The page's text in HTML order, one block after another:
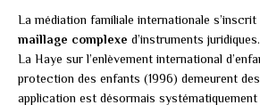
La médiation familiale internationale s’inscrit
maillage complexe d’instruments
La Haye sur l’enlèvement international
protection des enfants (1996) demeurent
application est désormais